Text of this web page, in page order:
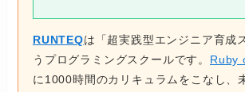
RUNTEQは「超実践型エンジニア育成
うプログラミングスクールです。 Ruby
に1000時間のカリキュラムをこなし、